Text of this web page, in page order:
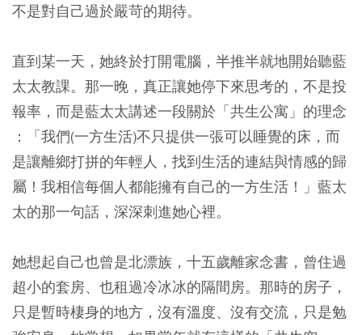
不是對自己過於嚴苛的期待。
直到某一天，她終於打開電腦，半推半就地開始聽藍
太太教課。那一晚，真正讓她停下來思考的，不是投
報率，而是藍太太講述一段關於「共生公寓」的理念
：「我們(一方生活)不只提供一張可以睡覺的床，而
是讓離鄉打拼的年輕人，找到生活的連結與情感的歸
屬！我相信每個人都能擁有自己的一方生活！
」藍太
太的那一句話，深深刺進她心裡。
她想起自己也曾是北漂族，十五歲離家念書，曾住過
超小的套房、也租過冷冰冰的隔間房。那時的房子，
只是暫時棲身的地方，沒有溫度、沒有交流，只是勉